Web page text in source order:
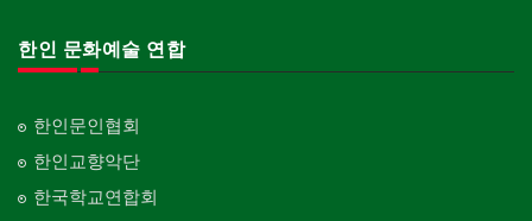
한인 문화예술 연합
한인문인협회
한인교향악단
한국학교연합회